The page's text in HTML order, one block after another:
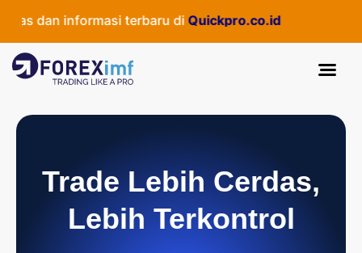
dan informasi terbaru diQuickpro.co.id
Trade Lebih Cerdas,
Lebih Terkontrol